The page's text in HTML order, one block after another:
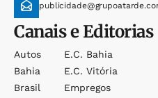
Canais e Editorias
Autos
Bahia
Brasil
E.c. Bahia
E.c. Vitória
Empregos